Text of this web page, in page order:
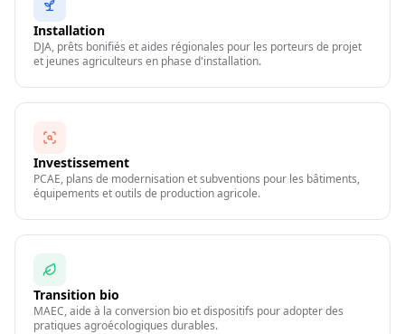
Installation
DJA, prêts bonifiés et aides régionales pour les porteurs de projet
et jeunes agriculteurs en phase d'installation.
Investissement
PCAE, plans de modernisation et subventions pour les bâtiments,
équipements et outils de production agricole.
Transition bio
MAEC, aide à la conversion bio et dispositifs pour adopter des
pratiques agroécologiques durables.